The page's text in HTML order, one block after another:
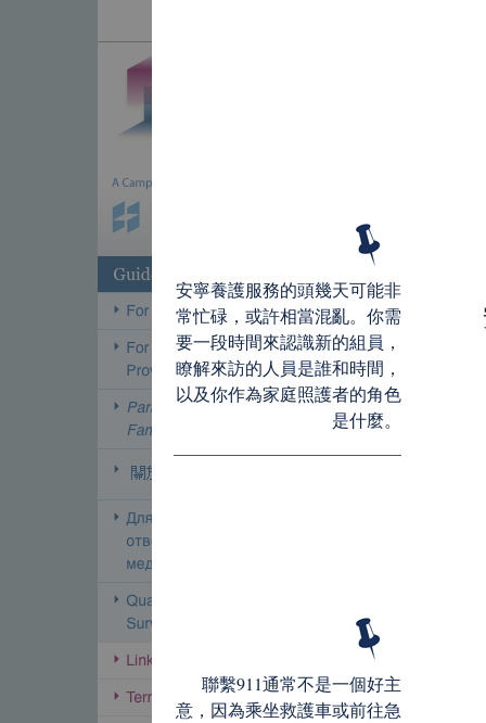
安寧養護服務的頭幾天可能非
常忙碌，或許相當混亂。你需
要一段時間來認識新的組員，
瞭解來訪的人員是誰和時間，
以及你作為家庭照護者的角色
是什麼。
聯繫911通常不是一個好主
意，因為乘坐救護車或前往急